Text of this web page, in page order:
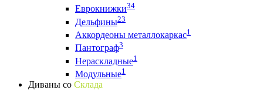
Еврокнижки34
Дельфины23
Аккордеоны металлокаркас1
Пантограф3
Нераскладные1
Модульные1
Диваны со Склада